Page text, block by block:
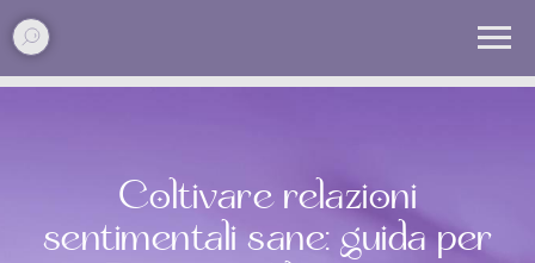
Home Relazioni e Alta Sensibilità
Coltivare relazioni
sentimentali sane: guida per